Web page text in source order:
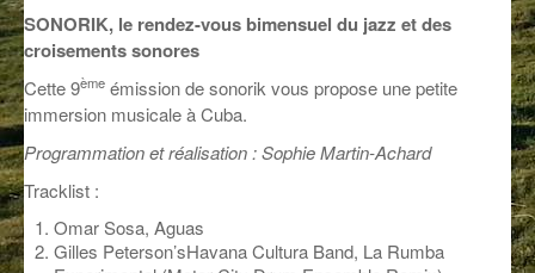
LA SOUTERRAINE
NOS ANCIENS
SONORIK, le rendez-vous bimensuel du jazz et des
croisements sonores
Cette 9ème émission de sonorik vous propose une petite
immersion musicale à Cuba.
Programmation et réalisation : Sophie Martin-Achard
Tracklist :
Omar Sosa, Aguas
Gilles Peterson’sHavana Cultura Band, La Rumba